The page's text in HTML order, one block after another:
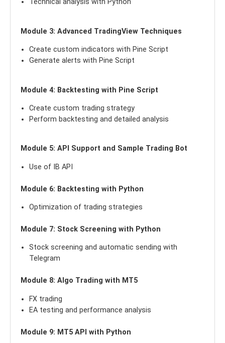
Technical analysis with Python
Module 3: Advanced TradingView Techniques
Create custom indicators with Pine Script
Generate alerts with Pine Script
Module 4: Backtesting with Pine Script
Create custom trading strategy
Perform backtesting and detailed analysis
Module 5: API Support and Sample Trading Bot
Use of IB API
Module 6: Backtesting with Python
Optimization of trading strategies
Module 7: Stock Screening with Python
Stock screening and automatic sending with
Telegram
Module 8: Algo Trading with MT5
FX trading
EA testing and performance analysis
Module 9: MT5 API with Python